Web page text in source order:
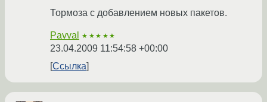
Тормоза с добавлением новых пакетов.
Pavval ★★★★★
23.04.2009 11:54:58 +00:00
Ссылка